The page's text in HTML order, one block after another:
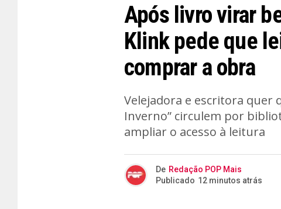
Após livro virar
Klink pede que
comprar a obra
Velejadora e escritora quer
Inverno” circulem por
ampliar o acesso à leitura
De Redação POP Mais
Publicado 12 minutos atrás